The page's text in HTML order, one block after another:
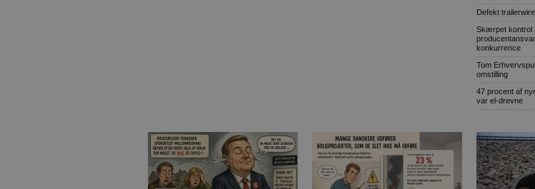
Defekt trailerwire
Skærpet kontrol
konkurrence
Tom
omstilling
47 procent af
var el-drevne